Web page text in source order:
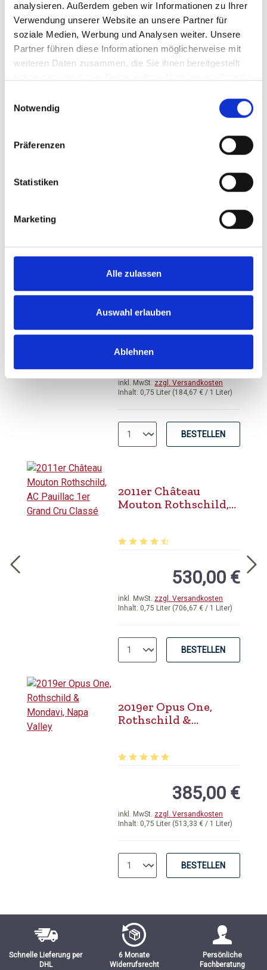
analysieren. Außerdem geben wir Informationen zu Ihrer
Verwendung unserer Website an unsere Partner für
soziale Medien, Werbung und Analysen weiter. Unsere
Partner führen diese Informationen möglicherweise mit
weiteren Daten zusammen, die Sie ihnen bereitgestellt
Notwendig
Präferenzen
Statistiken
Marketing
Alle zulassen
Auswahl erlauben
Ablehnen
2018er Château
Lynch-Bages, AC
Calssé
Durchschnittliche Bewertung von 5
Inhalt: 0,75 Liter (184,67 € / 1 Liter)
inkl. MwSt. zzgl. Versandkosten
BESTELLEN
2011er Château
Mouton Rothschild,
Durchschnittliche Bewertung von
Inhalt: 0,75 Liter (706,67 € / 1 Liter)
inkl. MwSt. zzgl. Versandkosten
530,00 €
BESTELLEN
2019er Opus One,
Rothschild &
Inhalt: 0,75 Liter (513,33 € / 1 Liter)
inkl. MwSt. zzgl. Versandkosten
385,00 €
BESTELLEN
Schnelle Lieferung per
DHL
6 Monate
Widerrufsrecht
Persönliche
Fachberatung